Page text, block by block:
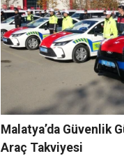
Malatya’da Güvenlik
Araç Takviyesi